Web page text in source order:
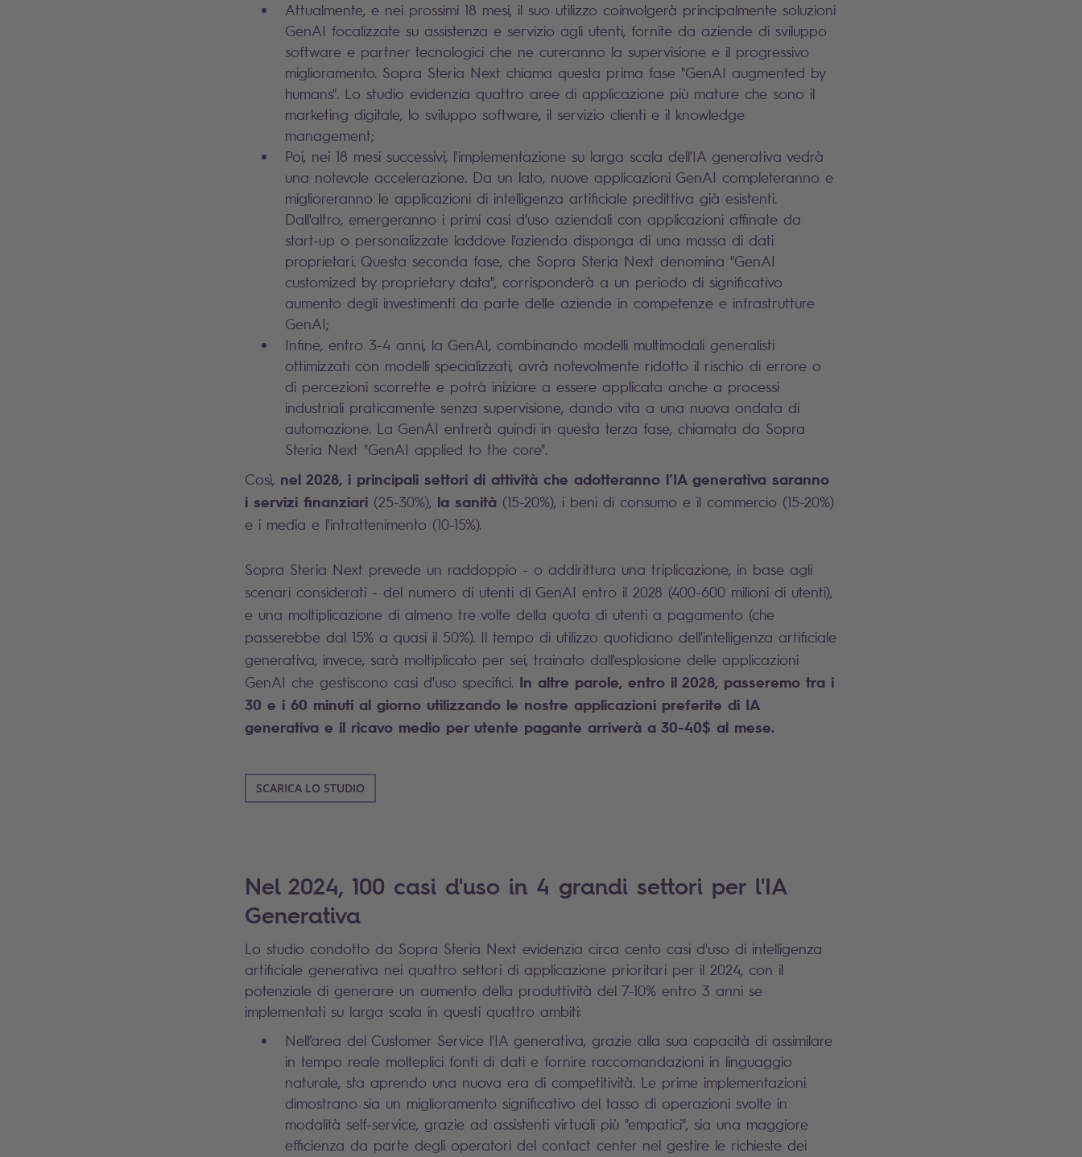
Attualmente, e nei prossimi 18 mesi, il suo utilizzo coinvolgerà principalmente soluzioni
GenAI focalizzate su assistenza e servizio agli utenti, fornite da aziende di sviluppo
software e partner tecnologici che ne cureranno la supervisione e il progressivo
miglioramento. Sopra Steria Next chiama questa prima fase "GenAI augmented by
humans". Lo studio evidenzia quattro aree di applicazione più mature che sono il
marketing digitale, lo sviluppo software, il servizio clienti e il knowledge
management;
Poi, nei 18 mesi successivi, l'implementazione su larga scala dell'IA generativa vedrà
una notevole accelerazione. Da un lato, nuove applicazioni GenAI completeranno e
miglioreranno le applicazioni di intelligenza artificiale predittiva già esistenti.
Dall'altro, emergeranno i primi casi d'uso aziendali con applicazioni affinate da
start-up o personalizzate laddove l'azienda disponga di una massa di dati
proprietari. Questa seconda fase, che Sopra Steria Next denomina "GenAI
customized by proprietary data", corrisponderà a un periodo di significativo
aumento degli investimenti da parte delle aziende in competenze e infrastrutture
GenAI;
Infine, entro 3-4 anni, la GenAI, combinando modelli multimodali generalisti
ottimizzati con modelli specializzati, avrà notevolmente ridotto il rischio di errore o
di percezioni scorrette e potrà iniziare a essere applicata anche a processi
industriali praticamente senza supervisione, dando vita a una nuova ondata di
automazione. La GenAI entrerà quindi in questa terza fase, chiamata da Sopra
Steria Next "GenAI applied to the core".
Così, nel 2028, i principali settori di attività che adotteranno l’IA generativa saranno
i servizi finanziari (25-30%), la sanità (15-20%), i beni di consumo e il commercio (15-20%)
e i media e l'intrattenimento (10-15%).
Sopra Steria Next prevede un raddoppio - o addirittura una triplicazione, in base agli
scenari considerati - del numero di utenti di GenAI entro il 2028 (400-600 milioni di utenti),
e una moltiplicazione di almeno tre volte della quota di utenti a pagamento (che
passerebbe dal 15% a quasi il 50%). Il tempo di utilizzo quotidiano dell'intelligenza artificiale
generativa, invece, sarà moltiplicato per sei, trainato dall'esplosione delle applicazioni
GenAI che gestiscono casi d'uso specifici. In altre parole, entro il 2028, passeremo tra i
30 e i 60 minuti al giorno utilizzando le nostre applicazioni preferite di IA
generativa e il ricavo medio per utente pagante arriverà a 30-40$ al mese.
SCARICA LO STUDIO
Nel 2024, 100 casi d'uso in 4 grandi settori per l'IA
Generativa
Lo studio condotto da Sopra Steria Next evidenzia circa cento casi d'uso di intelligenza
artificiale generativa nei quattro settori di applicazione prioritari per il 2024, con il
potenziale di generare un aumento della produttività del 7-10% entro 3 anni se
implementati su larga scala in questi quattro ambiti:
Nell’area del Customer Service l'IA generativa, grazie alla sua capacità di assimilare
in tempo reale molteplici fonti di dati e fornire raccomandazioni in linguaggio
naturale, sta aprendo una nuova era di competitività. Le prime implementazioni
dimostrano sia un miglioramento significativo del tasso di operazioni svolte in
modalità self-service, grazie ad assistenti virtuali più "empatici", sia una maggiore
efficienza da parte degli operatori del contact center nel gestire le richieste dei